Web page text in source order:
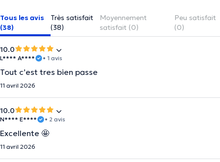
Tous les avis
(38)
Très satisfait
(38)
Moyennement
satisfait (0)
Peu satisfait
(0)
10.0
L**** A**** • 1 avis
Tout c’est tres bien passe
11 avril 2026
10.0
N**** E**** • 2 avis
Excellente 🤩
11 avril 2026